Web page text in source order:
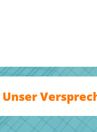
Unser